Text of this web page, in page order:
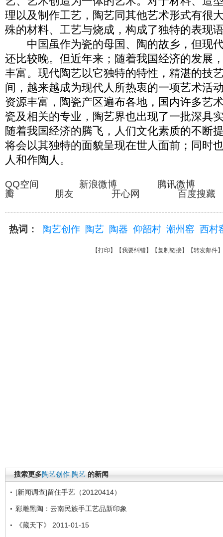
理以及制作工艺，陶艺同其他艺术形式有很
殊的材料、工艺与烧成，构成了独特的表现
中国虽作为瓷的母国、陶的故乡，但现
还比较晚。但近年来；随着我国经济的发展
丰富。现代陶艺以它独特的特性，精湛的技
间，越来越成为现代人所热衷的一项艺术活
资源丰富，陶瓷产区遍布各地，国内许多艺
瓷及相关的专业，陶艺界也出现了一批深具
随着我国经济的腾飞，人们文化素质的不断
将会以其独特的面貌呈现在世人面前；同时
人和作陶人。
QQ空间 新浪微博 腾讯微
瓣 朋友 开心网 百度搜
热词： 陶艺创作 陶艺 陶器 仰韶村 潮州窑 西村
【打印 】【我要纠错】【复制链接】【转发邮件
搜索更多陶艺创作 陶艺 的新闻
[新闻调查]留住手艺（20120414）
彩雕黑陶：云南民族手工艺品新印象
《藏天下》 2011-01-15